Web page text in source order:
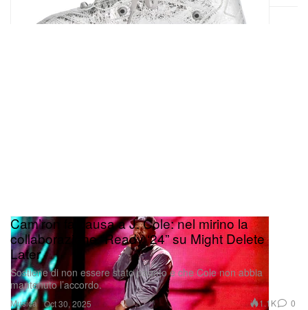
Musica
Cam’ron fa causa a J. Cole: nel mirino la
collaborazione “Ready ‘24” su Might Delete
Later
Sostiene di non essere stato pagato e che Cole non abbia
mantenuto l’accordo.
Oct 30, 2025 1.1K 0